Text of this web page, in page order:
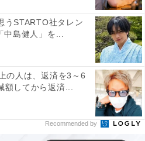
る漫画が原作の『ドラゴンボ
ジテレビ系で放送され、その
ボールZ』なども制作されて
され、新作公開のたびに話題
うSTARTO社タレン
中島健人」を...
の人は、返済を3～6
額してから返済...
Recommended by